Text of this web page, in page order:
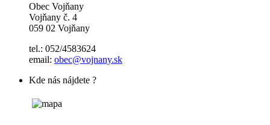
Obec Vojňany
Vojňany č. 4
059 02 Vojňany
tel.: 052/4583624
email: obec@vojnany.sk
Kde nás nájdete ?